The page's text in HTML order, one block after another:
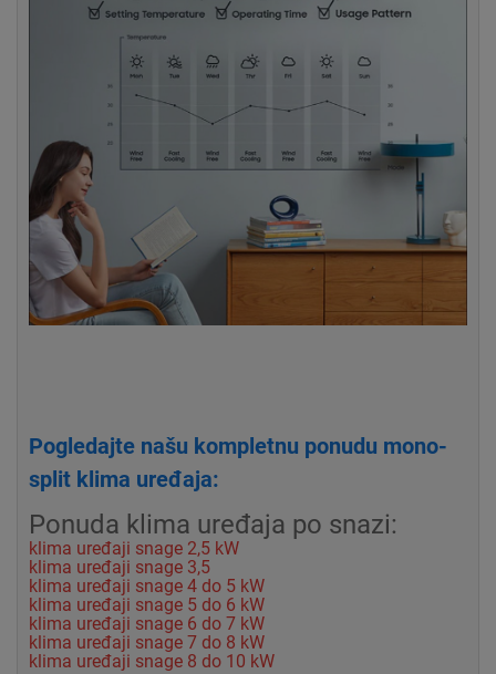
Pogledajte našu kompletnu ponudu mono-
split klima uređaja:
Ponuda klima uređaja po snazi:
klima uređaji snage 2,5 kW
klima uređaji snage 3,5
klima uređaji snage 4 do 5 kW
klima uređaji snage 5 do 6 kW
klima uređaji snage 6 do 7 kW
klima uređaji snage 7 do 8 kW
klima uređaji snage 8 do 10 kW